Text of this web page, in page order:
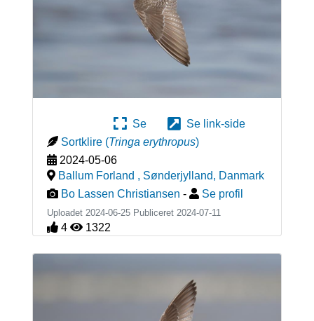
Se
Se link-side
Sortklire (Tringa erythropus)
2024-05-06
Ballum Forland , Sønderjylland, Danmark
Bo Lassen Christiansen - Se profil
Uploadet 2024-06-25 Publiceret 2024-07-11
4 1322